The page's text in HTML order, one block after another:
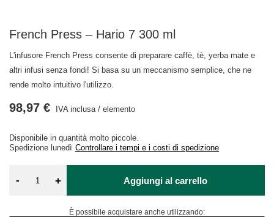
French Press – Hario 7 300 ml
L'infusore French Press consente di preparare caffè, tè, yerba mate e
altri infusi senza fondi! Si basa su un meccanismo semplice, che ne
rende molto intuitivo l'utilizzo.
Disponibile in quantità molto piccole
Spedizione lunedì Controllare i tempi e i costi di spedizione
98,97 € IVA inclusa/ elemento
- + Aggiungi al carrello
È possibile acquistare anche utilizzando: